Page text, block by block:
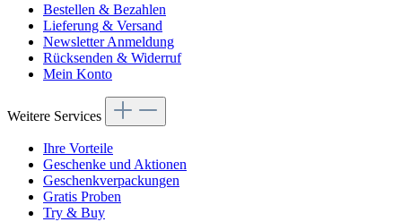
Bestellen & Bezahlen
Lieferung & Versand
Newsletter Anmeldung
Rücksenden & Widerruf
Mein Konto
Weitere Services
Ihre Vorteile
Geschenke und Aktionen
Geschenkverpackungen
Gratis Proben
Try & Buy